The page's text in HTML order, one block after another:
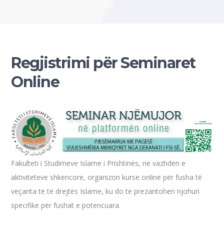
Regjistrimi për Seminaret
Online
Fakulteti i Studimeve Islame i Prishtinës, në vazhdën e
aktiviteteve shkencore, organizon kurse online për fusha të
veçanta të të drejtës Islame, ku do të prezantohen njohuri
specifike për fushat e potencuara.